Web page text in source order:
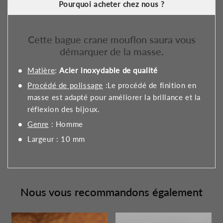
Pourquoi acheter chez nous ?
Cette bague crane mouflon saura vous
démarquer de la masse.
Matière: Acier inoxydable de qualité
Procédé de polissage :Le procédé de finition en
masse est adapté pour améliorer la brillance et la
réflexion des bijoux.
Genre : Homme
Largeur : 10 mm
Nous vous recommandons également